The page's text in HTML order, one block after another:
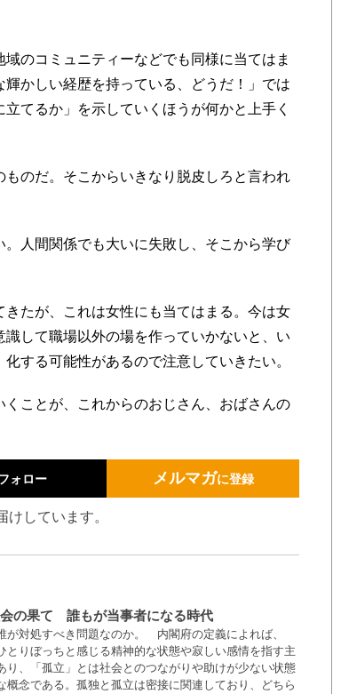
のコミュニティーなどでも同様に当てはま
かしい経歴を持っている、どうだ！」では
てるか」を示していくほうが何かと上手く
のだ。そこからいきなり脱皮しろと言われ
人間関係でも大いに失敗し、そこから学び
たが、これは女性にも当てはまる。今は女
して職場以外の場を作っていかないと、い
する可能性があるので注意していきたい。
ことが、これからのおじさん、おばさんの
ォロー メルマガに登録
けしています。
の果て 誰もが当事者になる時代
が対処すべき問題なのか。 内閣府の定義によれば、
とりぼっちと感じる精神的な状態や寂しい感情を指す主
り、「孤立」とは社会とのつながりや助けが少ない状態
概念である。孤独と孤立は密接に関連しており、どちら